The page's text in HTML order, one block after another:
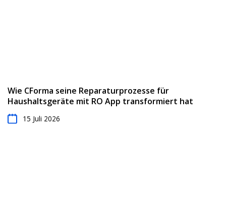
Wie CForma seine Reparaturprozesse für
Haushaltsgeräte mit RO App transformiert hat
15 Juli 2026